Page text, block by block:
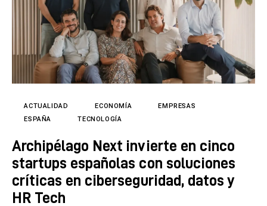
Entrevistas
Expertos
Tecnología
Cultura
Directorio
ACTUALIDAD ECONOMÍA
EMPRESAS
ESPAÑA
TECNOLOGÍA
Archipélago Next invierte en cinco
startups españolas con soluciones
críticas en ciberseguridad, datos y
HR Tech